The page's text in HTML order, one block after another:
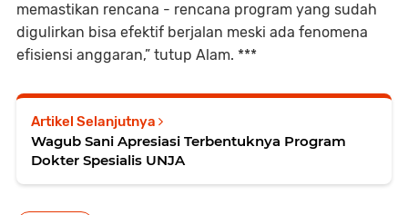
memastikan rencana - rencana program yang sudah
digulirkan bisa efektif berjalan meski ada fenomena
efisiensi anggaran,” tutup Alam. ***
Artikel Selanjutnya
Wagub Sani Apresiasi Terbentuknya Program
Dokter Spesialis UNJA